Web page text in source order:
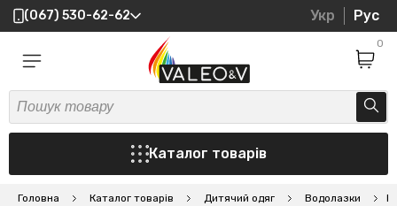
(067) 530-62-62 Укр Рус
0
Каталог товарів
Головна Каталог товарів Дитячий одяг Водолазки